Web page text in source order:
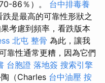
86％）。 台中排毒養
是最高的可靠性形狀之
考慮到頻率，看跌版本
北屯 整骨 為此，讓我
靠性通常更糟，因為它們
台胞證 落地簽 搜索引擎
（Charles 台中油壓 按